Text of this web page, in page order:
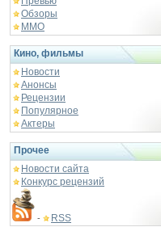
Обзоры
ММО
Кино, фильмы
Новости
Анонсы
Рецензии
Популярное
Актеры
Прочее
Новости сайта
Конкурс рецензий
- RSS